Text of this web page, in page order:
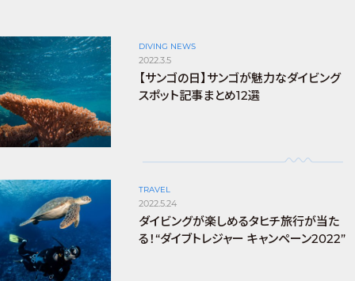
DIVING NEWS
2022.3.5
【サンゴの日】サンゴが魅力なダイビング
スポット記事まとめ12選
TRAVEL
2022.5.24
ダイビングが楽しめるタヒチ旅行が当た
る！“ダイブトレジャー キャンペーン2022”